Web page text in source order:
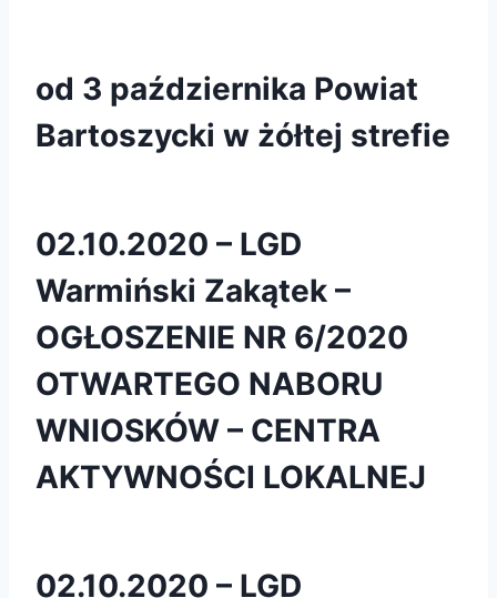
od 3 października Powiat
Bartoszycki w żółtej strefie
02.10.2020 – LGD
Warmiński Zakątek –
OGŁOSZENIE NR 6/2020
OTWARTEGO NABORU
WNIOSKÓW – CENTRA
AKTYWNOŚCI LOKALNEJ
02.10.2020 – LGD